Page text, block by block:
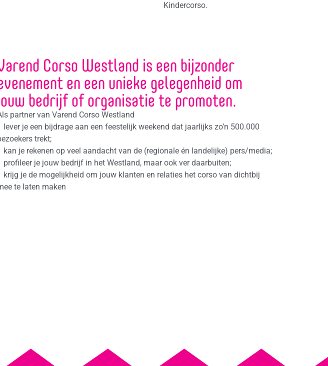
Kindercorso.
Corso Westland is een bijzonder
en een unieke gelegenheid om
bedrijf of organisatie te promoten.
partner van Varend Corso Westland
lever je een bijdrage aan een feestelijk weekend dat jaarlijks zo’n 500.000
trekt;
kan je rekenen op veel aandacht van de (regionale én landelijke) pers/media;
profileer je jouw bedrijf in het Westland, maar ook ver daarbuiten;
krijg je de mogelijkheid om jouw klanten en relaties het corso van dichtbij
te laten maken